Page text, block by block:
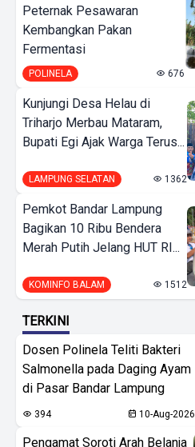
Peternak Pesawaran
Kembangkan Pakan
Fermentasi
POLINELA 676
Kunjungi Desa Helau di
Triharjo Merbau Mataram,
Bupati Egi Ajak Warga Terus...
LAMPUNG SELATAN 1362
Pemkot Bandar Lampung
Bagikan 10 Ribu Bendera
Merah Putih Jelang HUT RI...
KOMINFO BALAM 1512
TERKINI
Dosen Polinela Teliti Bakteri
Salmonella pada Daging Ayam
di Pasar Bandar Lampung
394 10-Aug-2026
Pengamat Soroti Arah Belanja